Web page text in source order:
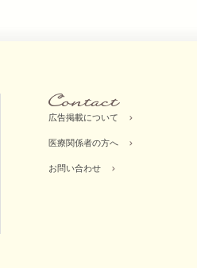
広告掲載について
医療関係者の方へ
お問い合わせ